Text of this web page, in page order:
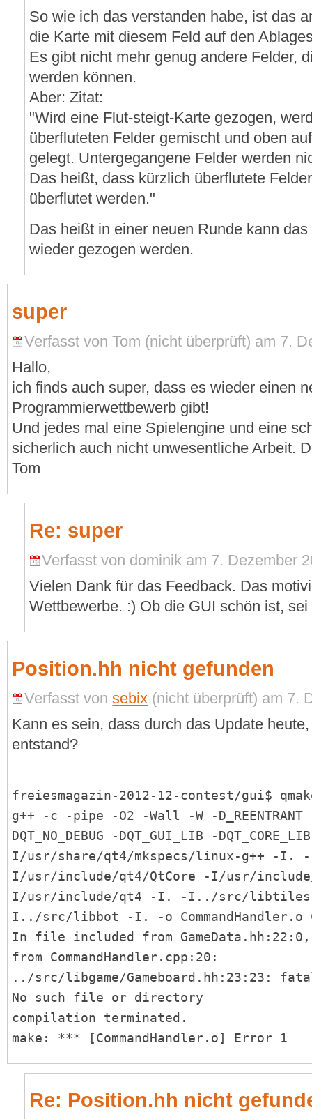
So wie ich das verstanden habe, ist das
die Karte mit diesem Feld auf den
Es gibt nicht mehr genug andere Felder,
werden können.
Aber: Zitat:
"Wird eine Flut-steigt-Karte gezogen,
überfluteten Felder gemischt und oben
gelegt. Untergegangene Felder werden
Das heißt, dass kürzlich überflutete
überflutet werden."
Das heißt in einer neuen Runde kann
wieder gezogen werden.
super
Verfasst von Tom (nicht überprüft) am 7.
Hallo,
ich finds auch super, dass es wieder einen
Programmierwettbewerb gibt!
Und jedes mal eine Spielengine und eine
sicherlich auch nicht unwesentliche Arbeit.
Tom
Re: super
Verfasst von dominik am 7. Dezember
Vielen Dank für das Feedback. Das
Wettbewerbe. :) Ob die GUI schön ist,
Position.hh nicht gefunden
Verfasst vonsebix (nicht überprüft) am 7.
Kann es sein, dass durch das Update
entstand?
freiesmagazin-2012-12-contest/gui$
g++ -c -pipe -O2 -Wall -W -D_REENTRANT -
DQT_NO_DEBUG -DQT_GUI_LIB -
I/usr/share/qt4/mkspecs/linux-g++ -I. -
I/usr/include/qt4/QtCore -I/usr/
I/usr/include/qt4 -I. -I../src/libtiles
I../src/libbot -I. -o CommandHandler.o
In file included from GameData.hh:22:0,
from CommandHandler.cpp:20:
../src/libgame/Gameboard.hh:23:23:
No such file or directory
compilation terminated.
make: *** [CommandHandler.o] Error 1
Re: Position.hh nicht